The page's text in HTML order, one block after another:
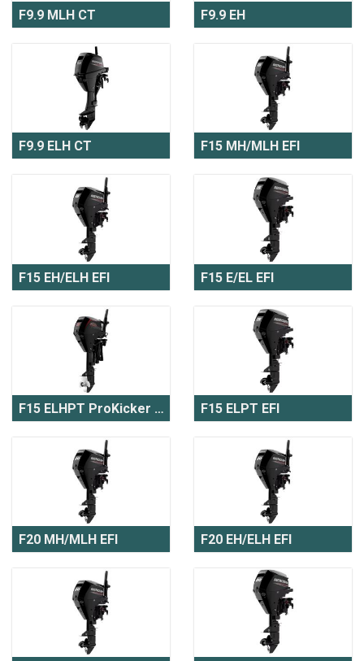
F9.9 MLH CT F9.9 EH
F9.9 ELH CT F15 MH/MLH EFI
F15 EH/ELH EFI F15 E/EL EFI
F15 ELHPT ProKicker EFI F15 ELPT EFI
F20 MH/MLH EFI F20 EH/ELH EFI